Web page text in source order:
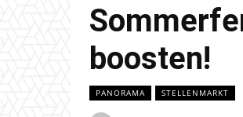
boosten!
PANORAMA STELLENMARKT